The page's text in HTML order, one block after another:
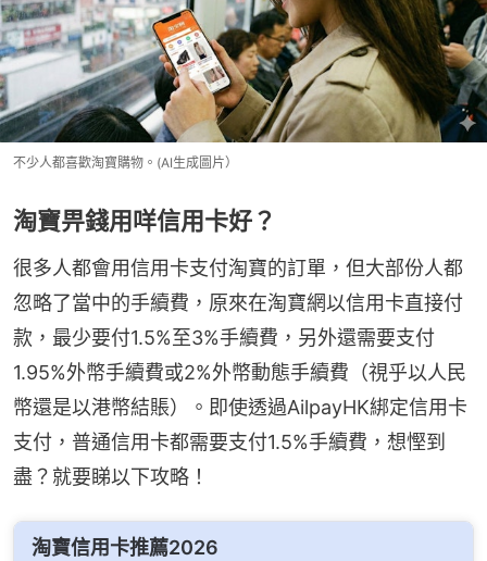
不少人都喜歡淘寶購物。(AI生成圖片）
淘寶畀錢用咩信用卡好？
很多人都會用信用卡支付淘寶的訂單，但大部份人都
忽略了當中的手續費，原來在淘寶網以信用卡直接付
款，最少要付1.5%至3%手續費，另外還需要支付
1.95%外幣手續費或2%外幣動態手續費（視乎以人民
幣還是以港幣結賬）。即使透過AilpayHK綁定信用卡
支付，普通信用卡都需要支付1.5%手續費，想慳到
盡？就要睇以下攻略！
淘寶信用卡推薦2026